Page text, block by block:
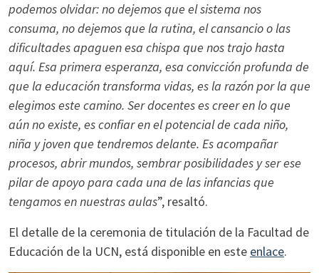
podemos olvidar: no dejemos que el sistema nos
consuma, no dejemos que la rutina, el cansancio o las
dificultades apaguen esa chispa que nos trajo hasta
aquí. Esa primera esperanza, esa convicción profunda de
que la educación transforma vidas, es la razón por la que
elegimos este camino. Ser docentes es creer en lo que
aún no existe, es confiar en el potencial de cada niño,
niña y joven que tendremos delante. Es acompañar
procesos, abrir mundos, sembrar posibilidades y ser ese
pilar de apoyo para cada una de las infancias que
tengamos en nuestras aulas”, resaltó.
El detalle de la ceremonia de titulación de la Facultad de
Educación de la UCN, está disponible en este enlace.